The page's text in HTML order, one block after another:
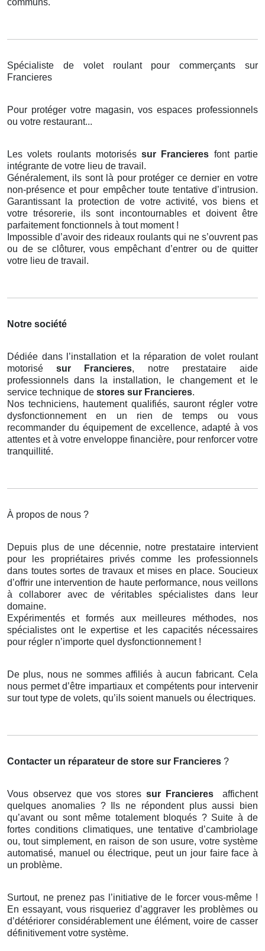
communs.
Spécialiste de volet roulant pour commerçants sur
Francieres
Pour protéger votre magasin, vos espaces professionnels
ou votre restaurant...
Les volets roulants motoriséssur Francieres font partie
intégrante de votre lieu de travail.
Généralement, ils sont là pour protéger ce dernier en votre
non-présence et pour empêcher toute tentative d’intrusion.
Garantissant la protection de votre activité, vos biens et
votre trésorerie, ils sont incontournables et doivent être
parfaitement fonctionnels à tout moment !
Impossible d’avoir des rideaux roulants qui ne s’ouvrent pas
ou de se clôturer, vous empêchant d’entrer ou de quitter
votre lieu de travail.
Notre société
Dédiée dans l’installation et la réparation de volet roulant
motorisésur Francieres, notre prestataire aide
professionnels dans la installation, le changement et le
service technique de stores sur Francieres.
Nos techniciens, hautement qualifiés, sauront régler votre
dysfonctionnement en un rien de temps ou vous
recommander du équipement de excellence, adapté à vos
attentes et à votre enveloppe financière, pour renforcer votre
tranquillité.
À propos de nous ?
Depuis plus de une décennie, notre prestataire intervient
pour les propriétaires privés comme les professionnels
dans toutes sortes de travaux et mises en place. Soucieux
d’offrir une intervention de haute performance, nous veillons
à collaborer avec de véritables spécialistes dans leur
domaine.
Expérimentés et formés aux meilleures méthodes, nos
spécialistes ont le expertise et les capacités nécessaires
pour régler n’importe quel dysfonctionnement !
De plus, nous ne sommes affiliés à aucun fabricant. Cela
nous permet d’être impartiaux et compétents pour intervenir
sur tout type de volets, qu’ils soient manuels ou électriques.
Contacter un réparateur de store sur Francieres ?
Vous observez que vos stores sur Francieres
affichent
quelques anomalies ? Ils ne répondent plus aussi bien
qu’avant ou sont même totalement bloqués ? Suite à de
fortes conditions climatiques, une tentative d’cambriolage
ou, tout simplement, en raison de son usure, votre système
automatisé, manuel ou électrique, peut un jour faire face à
un problème.
Surtout, ne prenez pas l’initiative de le forcer vous-même !
En essayant, vous risqueriez d’aggraver les problèmes ou
d’détériorer considérablement une élément, voire de casser
définitivement votre système.